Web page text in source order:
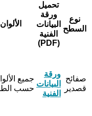
نوع
السطح
تحميل
ورقة
البيانات
الفنية
(PDF)
صفائح
قصدير
ورقة
البيانات
الفنية
جميع
حسب